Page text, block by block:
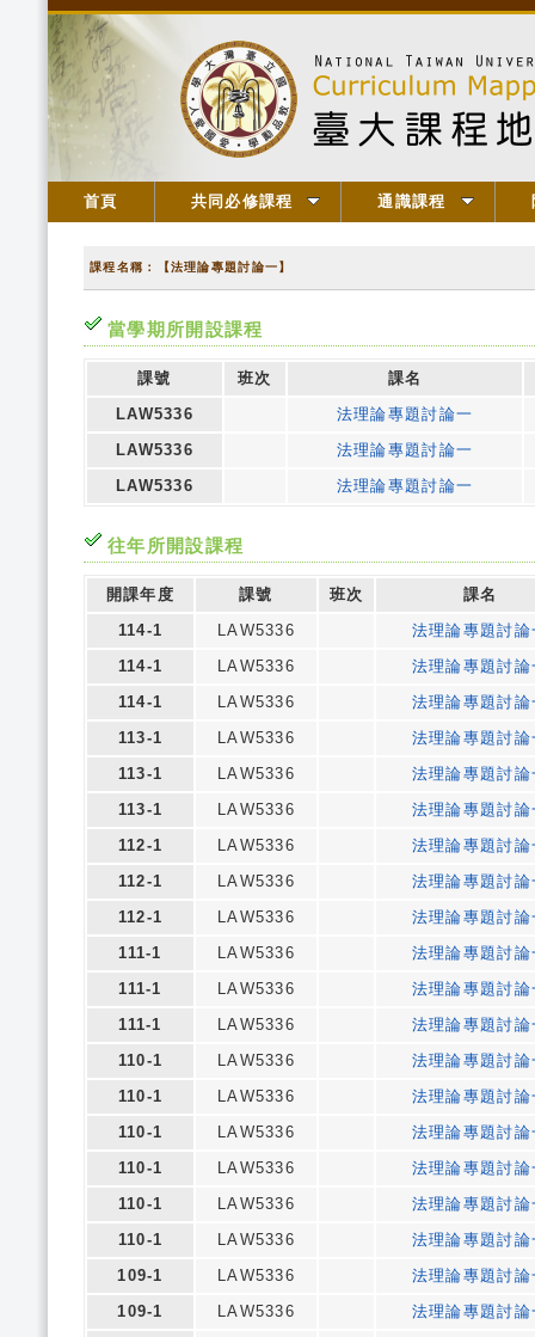
首頁 共同必修課程 通識課程
課程名稱：【法理論專題討論一】
當學期所開設課程
課號 班次
課名
LAW5336
法理論專題討論一
LAW5336
法理論專題討論一
LAW5336
法理論專題討論一
往年所開設課程
開課年度 課號 班次
課名
114-1
LAW5336
法理論專題討論
114-1
LAW5336
法理論專題討論
114-1
LAW5336
法理論專題討論
113-1
LAW5336
法理論專題討論
113-1
LAW5336
法理論專題討論
113-1
LAW5336
法理論專題討論
112-1
LAW5336
法理論專題討論
112-1
LAW5336
法理論專題討論
112-1
LAW5336
法理論專題討論
111-1
LAW5336
法理論專題討論
111-1
LAW5336
法理論專題討論
111-1
LAW5336
法理論專題討論
110-1
LAW5336
法理論專題討論
110-1
LAW5336
法理論專題討論
110-1
LAW5336
法理論專題討論
110-1
LAW5336
法理論專題討論
110-1
LAW5336
法理論專題討論
110-1
LAW5336
法理論專題討論
109-1
LAW5336
法理論專題討論
109-1
LAW5336
法理論專題討論